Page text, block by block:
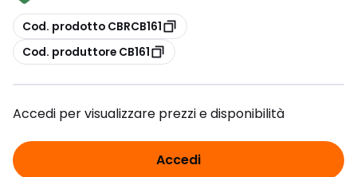
copia
Cod. prodotto CBRCB161
copia
Cod. produttore CB161
Accedi per visualizzare prezzi e disponibilità
Accedi